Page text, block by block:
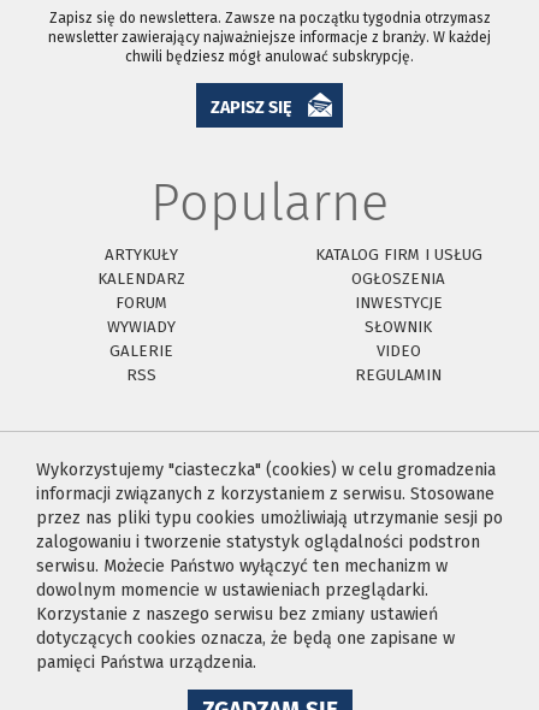
Zapisz się do newslettera. Zawsze na początku tygodnia otrzymasz
newsletter zawierający najważniejsze informacje z branży. W każdej
chwili będziesz mógł anulować subskrypcję.
ZAPISZ SIĘ
Popularne
ARTYKUŁY
KATALOG FIRM I USŁUG
KALENDARZ
OGŁOSZENIA
FORUM
INWESTYCJE
WYWIADY
SŁOWNIK
GALERIE
VIDEO
RSS
REGULAMIN
Wykorzystujemy "ciasteczka" (cookies) w celu gromadzenia
informacji związanych z korzystaniem z serwisu. Stosowane
przez nas pliki typu cookies umożliwiają utrzymanie sesji po
zalogowaniu i tworzenie statystyk oglądalności podstron
serwisu. Możecie Państwo wyłączyć ten mechanizm w
dowolnym momencie w ustawieniach przeglądarki.
Korzystanie z naszego serwisu bez zmiany ustawień
dotyczących cookies oznacza, że będą one zapisane w
pamięci Państwa urządzenia.